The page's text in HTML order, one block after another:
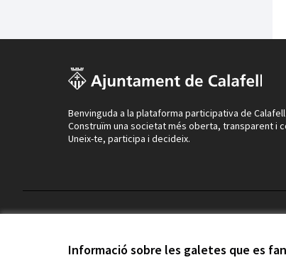
Informació sobre les galetes que es
Benvinguda a la plataforma participativa de Calafell
Construïm una societat més oberta, transparent i
Uneix-te, participa i decideix.